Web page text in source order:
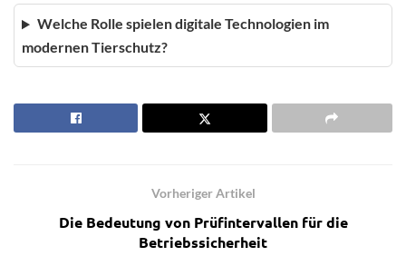
Welche Rolle spielen digitale Technologien im
modernen Tierschutz?
Vorheriger Artikel
Die Bedeutung von Prüfintervallen für die
Betriebssicherheit